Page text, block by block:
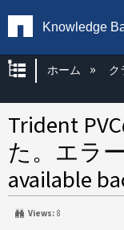
Knowledge
グローバ
ホーム ク
Trident
た。エラ
available
Views: 8